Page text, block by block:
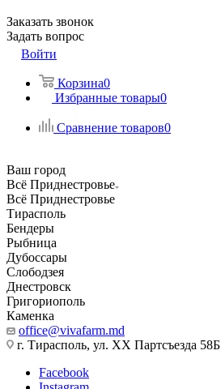
Заказать звонок
Задать вопрос
Войти
Корзина0
Избранные товары0
Сравнение товаров0
Ваш город
Всё Приднестровье
Всё Приднестровье
Тирасполь
Бендеры
Рыбница
Дубоссары
Слободзея
Днестровск
Григориополь
Каменка
office@vivafarm.md
г. Тирасполь, ул. ХХ Партсъезда 58Б
Facebook